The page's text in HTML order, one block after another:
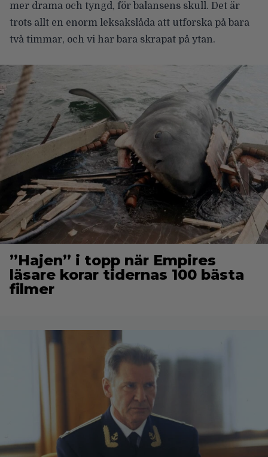
mer drama och tyngd, för balansens skull. Det är
trots allt en enorm leksakslåda att utforska på bara
två timmar, och vi har bara skrapat på ytan.
”Hajen” i topp när Empires
läsare korar tidernas 100 bästa
filmer